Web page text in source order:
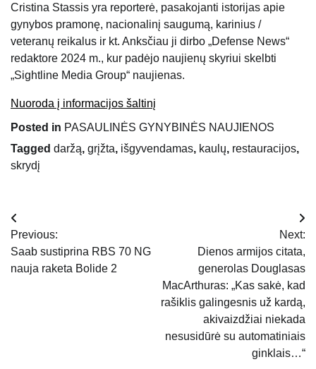
Cristina Stassis yra reporterė, pasakojanti istorijas apie
gynybos pramonę, nacionalinį saugumą, karinius /
veteranų reikalus ir kt. Anksčiau ji dirbo „Defense News“
redaktore 2024 m., kur padėjo naujienų skyriui skelbti
„Sightline Media Group“ naujienas.
Nuoroda į informacijos šaltinį
Posted in PASAULINĖS GYNYBINĖS NAUJIENOS
Tagged daržą, grįžta, išgyvendamas, kaulų, restauracijos,
skrydį
Navigacija
tarp
įrašų
Previous:
Saab sustiprina RBS 70 NG
nauja raketa Bolide 2
Next:
Dienos armijos citata,
generolas Douglasas
MacArthuras: „Kas sakė, kad
rašiklis galingesnis už kardą,
akivaizdžiai niekada
nesusidūrė su automatiniais
ginklais…“